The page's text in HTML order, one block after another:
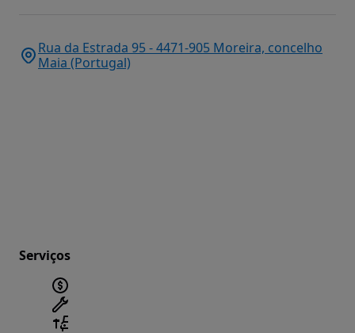
Rua da Estrada 95 - 4471-905 Moreira, concelho
Maia (Portugal)
Serviços